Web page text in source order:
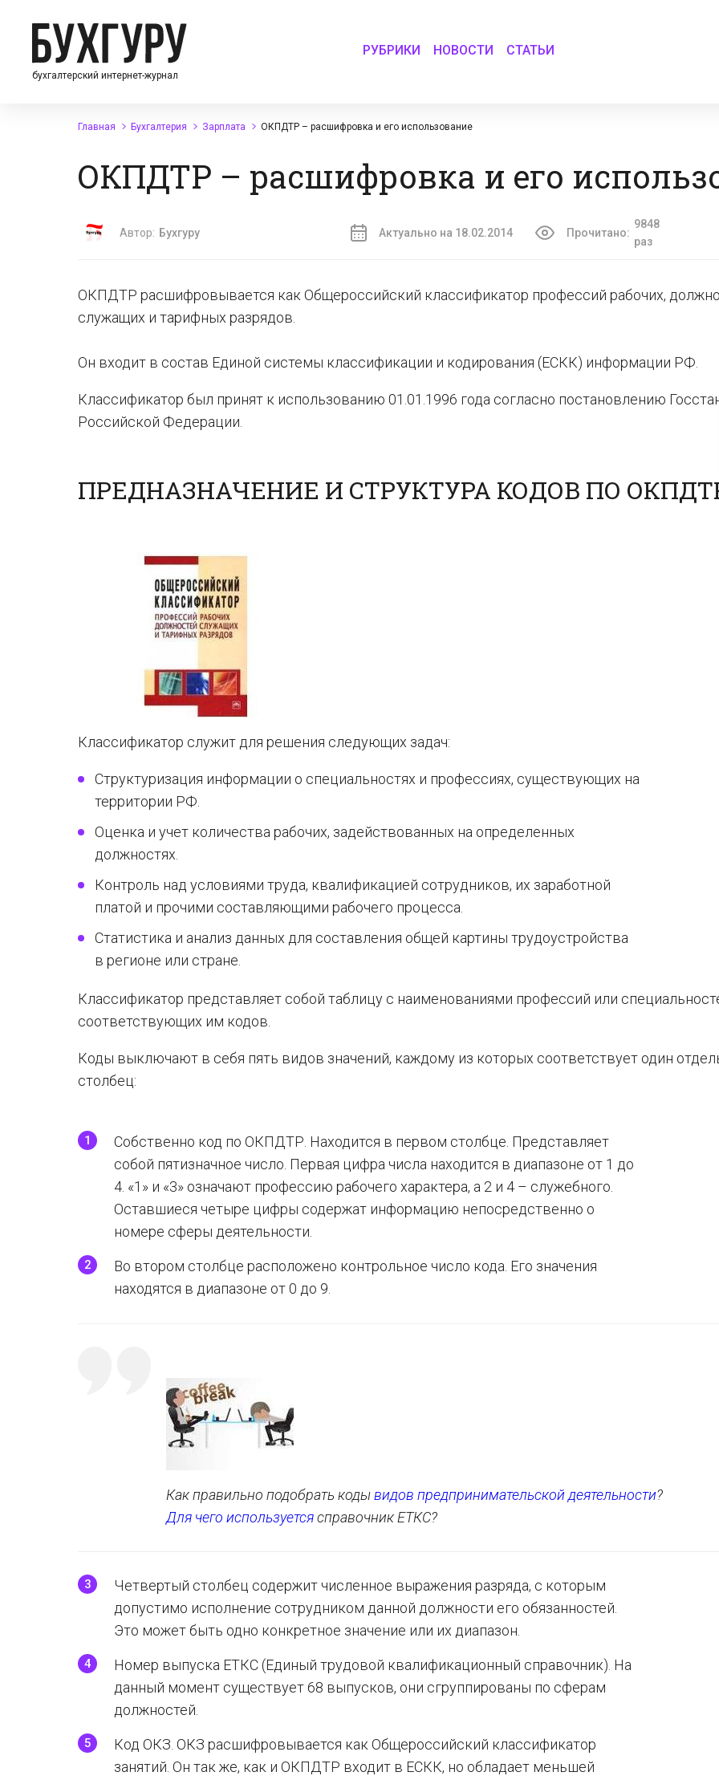
бухгалтерский интернет-журнал
РУБРИКИ НОВОСТИ СТАТЬИ
Главная Бухгалтерия Зарплата ОКПДТР – расшифровка и его использование
ОКПДТР – расшифровка и его
Автор: Бухгуру Актуально на 18.02.2014 Прочитано:
9848
раз
ОКПДТР расшифровывается как Общероссийский классификатор профессий рабочих,
служащих и тарифных разрядов.
Он входит в состав Единой системы классификации и кодирования (ЕСКК) информации РФ.
Классификатор был принят к использованию 01.01.1996 года согласно постановлению
Российской Федерации.
ПРЕДНАЗНАЧЕНИЕ И СТРУКТУРА КОДОВ ПО
Классификатор служит для решения следующих задач:
Структуризация информации о специальностях и профессиях, существующих на
территории РФ.
Оценка и учет количества рабочих, задействованных на определенных
должностях.
Контроль над условиями труда, квалификацией сотрудников, их заработной
платой и прочими составляющими рабочего процесса.
Статистика и анализ данных для составления общей картины трудоустройства
в регионе или стране.
Классификатор представляет собой таблицу с наименованиями профессий или
соответствующих им кодов.
Коды выключают в себя пять видов значений, каждому из которых соответствует один
столбец:
Собственно код по ОКПДТР. Находится в первом столбце. Представляет
собой пятизначное число. Первая цифра числа находится в диапазоне от 1 до
4. «1» и «3» означают профессию рабочего характера, а 2 и 4 – служебного.
Оставшиеся четыре цифры содержат информацию непосредственно о
номере сферы деятельности.
Во втором столбце расположено контрольное число кода. Его значения
находятся в диапазоне от 0 до 9.
Как правильно подобрать кодывидов предпринимательской деятельности?
Для чего используетсясправочник ЕТКС?
Четвертый столбец содержит численное выражения разряда, с которым
допустимо исполнение сотрудником данной должности его обязанностей.
Это может быть одно конкретное значение или их диапазон.
Номер выпуска ЕТКС (Единый трудовой квалификационный справочник). На
данный момент существует 68 выпусков, они сгруппированы по сферам
должностей.
Код ОКЗ. ОКЗ расшифровывается как Общероссийский классификатор
занятий. Он так же, как и ОКПДТР входит в ЕСКК, но обладает меньшей